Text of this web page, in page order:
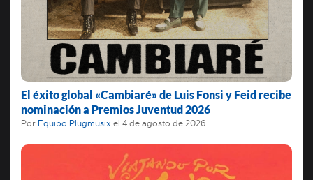
El éxito global «Cambiaré» de Luis Fonsi y Feid recibe
nominación a Premios Juventud 2026
Por Equipo Plugmusix el 4 de agosto de 2026